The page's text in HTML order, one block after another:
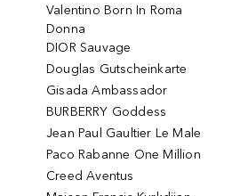
Valentino Born In Roma
Donna
DIOR Sauvage
Douglas Gutscheinkarte
Gisada Ambassador
BURBERRY Goddess
Jean Paul Gaultier Le Male
Paco Rabanne One Million
Creed Aventus